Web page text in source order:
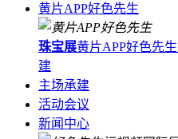
黄片APP好色先生
珠宝展黄片APP好色先
建
主场承建
活动会议
新闻中心